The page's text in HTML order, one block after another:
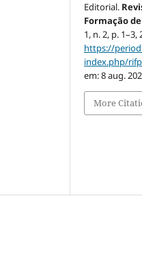
Editorial.
Formação
1, n. 2, p.
https://
index.php/
em: 8 aug.
More